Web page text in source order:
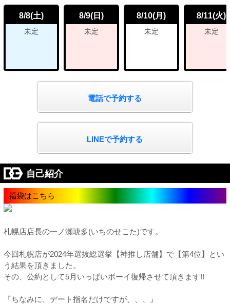
8/8(土)
未定
8/9(日)
未定
8/10(月)
未定
8/11(火)
未定
電話で予約する
LINEで予約する
自己紹介
福袋はこちら
札幌店店長の一ノ瀬琥多(いちのせこた)です。
今回札幌店が2024年選抜総選挙【神推し店舗】で【第4位】とい
う結果を頂きました。
その、公約として5月いっぱいボーイ復帰させて頂きます!!
『ちなみに、デート指名だけですが、、、』